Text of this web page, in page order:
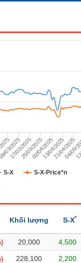
S-X S-X-Price*n
2025
17/03/202525/03/202502/04/202513/04/202521/04/2025
04/
Khối lượng S-X*
20,000 4,500
228,100 2,200
Chứng quyền